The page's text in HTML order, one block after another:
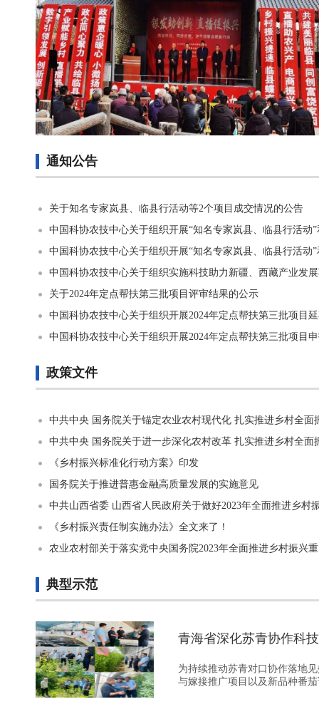
通知公告
关于知名专家岚县、临县行活动等2个项目成交情况的公告
中国科协农技中心关于组织开展“知名专家岚县、临县行活动
中国科协农技中心关于组织开展“知名专家岚县、临县行活动
中国科协农技中心关于组织实施科技助力新疆、西藏产业发
关于2024年定点帮扶第三批项目评审结果的公示
中国科协农技中心关于组织开展2024年定点帮扶第三批项目
中国科协农技中心关于组织开展2024年定点帮扶第三批项目
政策文件
中共中央 国务院关于锚定农业农村现代化 扎实推进乡村全面
中共中央 国务院关于进一步深化农村改革 扎实推进乡村全面
《乡村振兴标准化行动方案》印发
国务院关于推进普惠金融高质量发展的实施意见
中共山西省委 山西省人民政府关于做好2023年全面推进乡村
《乡村振兴责任制实施办法》全文来了！
农业农村部关于落实党中央国务院2023年全面推进乡村振兴
典型示范
青海省深化苏青协作科
为持续推动苏青对口协作落地
与嫁接推广项目以及新品种番